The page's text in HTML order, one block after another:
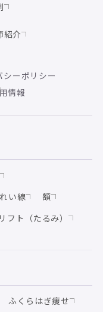
紹介
シーポリシー
情報
い線
額
リフト（たるみ）
ふくらはぎ痩せ